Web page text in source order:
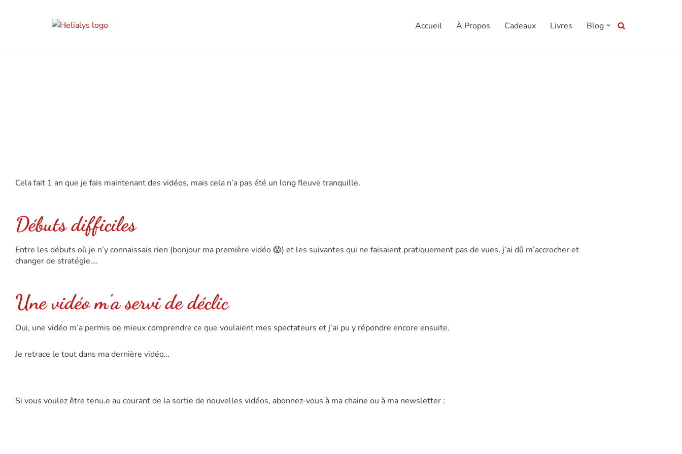
Accueil À Propos Cadeaux Livres Blog
Cela fait 1 an que je fais maintenant des vidéos, mais cela n’a pas été un long fleuve tranquille.
Débuts difficiles
Entre les débuts où je n’y connaissais rien (bonjour ma première vidéo 😱) et les suivantes qui ne faisaient pratiquement pas de vues, j’ai dû m’accrocher et
changer de stratégie….
Une vidéo m'a servi de déclic
Oui, une vidéo m’a permis de mieux comprendre ce que voulaient mes spectateurs et j’ai pu y répondre encore ensuite.
Je retrace le tout dans ma dernière vidéo…
Si vous voulez être tenu.e au courant de la sortie de nouvelles vidéos, abonnez-vous à ma chaine ou à ma newsletter :